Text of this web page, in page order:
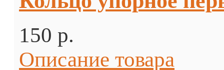
150 p.
Описание товара